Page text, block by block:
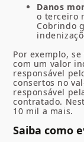
Danos
o terceiro
Cobrindo
Por exemplo,
com um valor
responsável
consertos no
responsável
contratado.
10 mil a mais.
Saiba como